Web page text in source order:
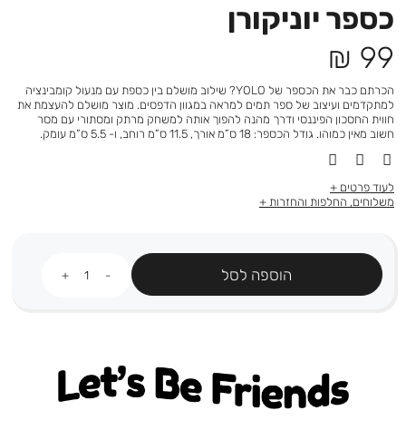
כספר יוניקורן
מחיר
מוצר
99 ₪
הכרתם כבר את הכספר של YOLO? שילוב מושלם בין כספת עם מנעול קומבינציה
למתקדמים ועיצוב של ספר תמים למראה במגוון הדפסים. מוצר מושלם להעצמת את
חווית החסכון הפיננסי ודרך מהנה להפוך אותה למשחק מרתק ומסתורי עם מסר
חשוב מאין כמוהו. גודל הכספר: 18 ס”מ אורך, 11.5 ס”מ רוחב, ו- 5.5 ס”מ עומק.
לעוד פרטים
משלוחים, החלפות והחזרות
הוספה לסל
Let's be friends